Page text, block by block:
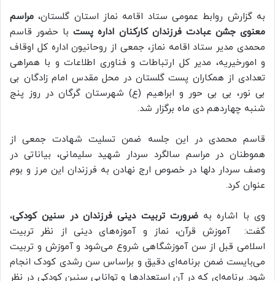
به گزارش روابط عمومی ستاد اقامه نماز استان گلستان، مراسم
معنوی جشن عبادت فرزندان کارکنان اداره پستبا حضور قاسم
محمدی مدیر ستاد اقامه نماز، جمعی از روحانیون اداره کل اوقاف
و امورخیریه، مدیر کل ارتباطات و فناوری اطلاعات و با همراهی
تعدادی از همکاران پست گلستان در محل مقدس امام زادگان بی
بی نور، بی بی حور و ابراهیم (ع) شهرستان گرگان در روز پنج
شنبه چهاردهم دی ماه برگزار شد.
قاسم محمدی در این جلسه ضمن تسلیت شهادت جمعی از
هموطنان در مراسم سالگرد سردار شهید سلیمانی، بیاناتی در
وصف سردار دلها در خصوص ارج نهادن به فرزندان این مرز و بوم
عنوان کرد.
وی با اشاره به ضرورت تربیت دینی فرزندان در سنین کودکی،
گفت: آموزش قرآن، نماز و آموزه‌های دینی از نظر تربیت
اسلامی قبل از سن آموزشگاهی شروع می‌شود و آموزش و تربیت
می‌بایست ضمن برنامه‌ای دقیق و براساس سن رشدی کودک انجام
شود. برنامه‌ای که در آن استعدادها و توانایی سنین کودکی در نظر